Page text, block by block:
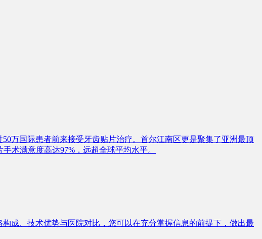
万国际患者前来接受牙齿贴片治疗。首尔江南区更是聚集了亚洲最顶
术满意度高达97%，远超全球平均水平。
成、技术优势与医院对比，您可以在充分掌握信息的前提下，做出最